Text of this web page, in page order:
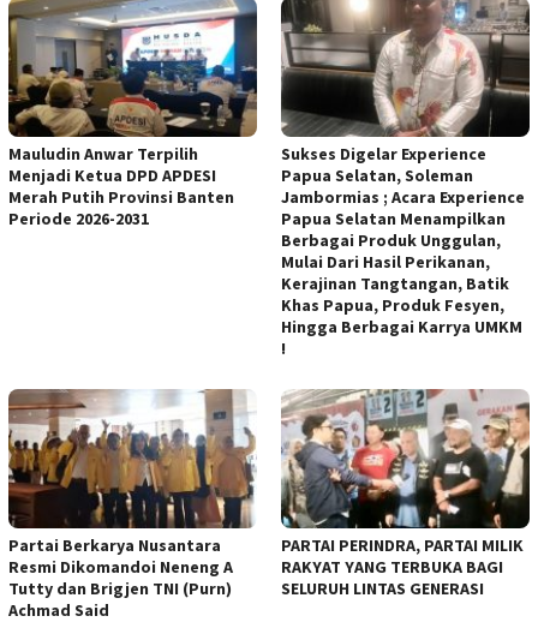
Mauludin Anwar Terpilih
Menjadi Ketua DPD APDESI
Merah Putih Provinsi Banten
Periode 2026-2031
Sukses Digelar Experience
Papua Selatan, Soleman
Jambormias ; Acara Experience
Papua Selatan Menampilkan
Berbagai Produk Unggulan,
Mulai Dari Hasil Perikanan,
Kerajinan Tangtangan, Batik
Khas Papua, Produk Fesyen,
Hingga Berbagai Karrya UMKM
!
Partai Berkarya Nusantara
Resmi Dikomandoi Neneng A
Tutty dan Brigjen TNI (Purn)
Achmad Said
PARTAI PERINDRA, PARTAI MILIK
RAKYAT YANG TERBUKA BAGI
SELURUH LINTAS GENERASI